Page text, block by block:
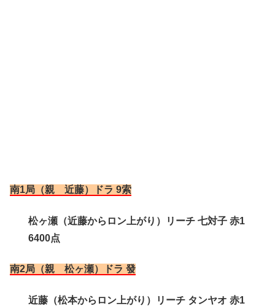
南1局（親 近藤）ドラ 9索
松ヶ瀬（近藤からロン上がり）リーチ 七対子 赤1
6400点
南2局（親 松ヶ瀬）ドラ 發
近藤（松本からロン上がり）リーチ タンヤオ 赤1